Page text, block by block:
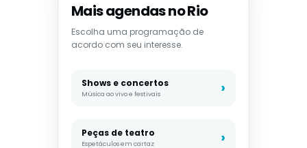
Mais agendas no Rio
Escolha uma programação de
acordo com seu interesse.
Shows e concertos
Música ao vivo e festivais
Peças de teatro
Espetáculos em cartaz